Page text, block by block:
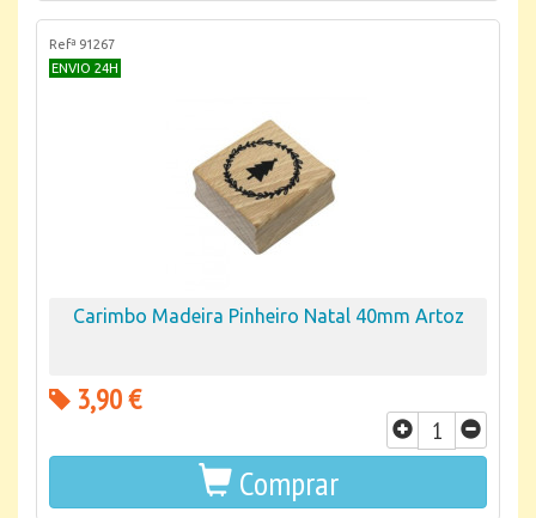
Refª 91267
ENVIO 24H
Carimbo Madeira Pinheiro Natal 40mm Artoz
3,90 €
Comprar